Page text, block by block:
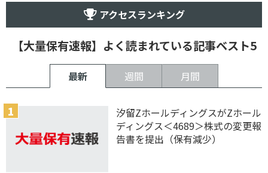
アクセスランキング
【大量保有速報】よく読まれている記事ベスト5
最新 週間 月間
汐留ZホールディングスがZホール
ディングス＜4689＞株式の変更報
告書を提出（保有減少）